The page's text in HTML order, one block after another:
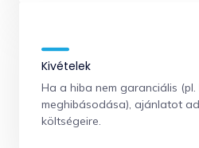
Kivételek
Ha a hiba nem garanciális
meghibásodása), ajánlatot
költségeire.